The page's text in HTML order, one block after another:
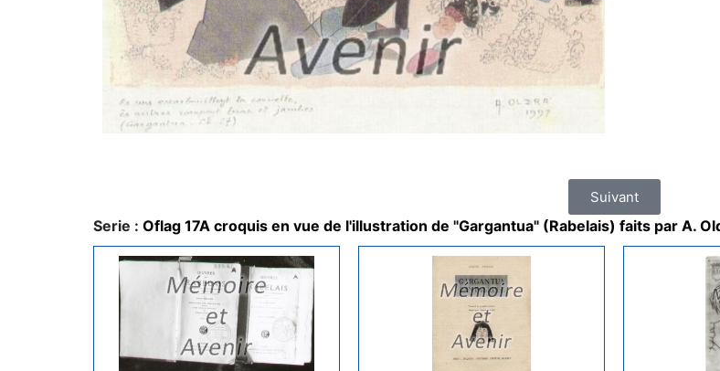
Suivant
Serie : Oflag 17A croquis en vue de l'illustration de "Gargantua" (Rabelais) faits par A.